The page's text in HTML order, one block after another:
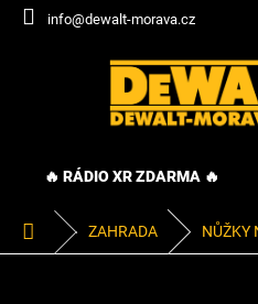
Přejít
info@dewalt-morava.cz
🔥 RÁDIO XR ZDARMA 🔥
Domů ZAHRADA NŮŽKY